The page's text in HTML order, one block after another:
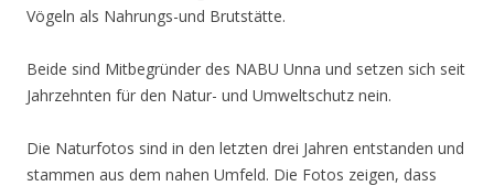
Vögeln als Nahrungs-und Brutstätte.
Beide sind Mitbegründer des NABU Unna und setzen sich seit
Jahrzehnten für den Natur- und Umweltschutz nein.
Die Naturfotos sind in den letzten drei Jahren entstanden und
stammen aus dem nahen Umfeld. Die Fotos zeigen, dass